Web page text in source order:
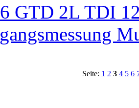
GTD 2L TDI
Seite: 1 2 3 4 5 6